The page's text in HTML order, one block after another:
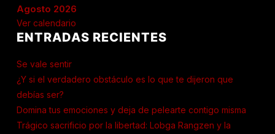
Agosto 2026
Ver calendario
ENTRADAS RECIENTES
Se vale sentir
¿Y si el verdadero obstáculo es lo que te dijeron que
debías ser?
Domina tus emociones y deja de pelearte contigo misma
Trágico sacrificio por la libertad: Lobga Rangzen y la